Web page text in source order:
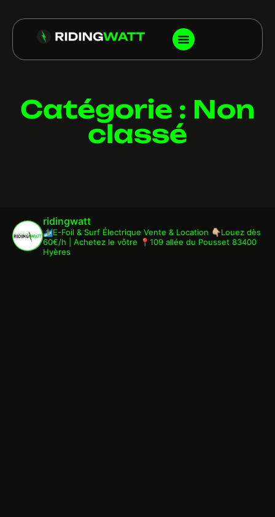
Catégorie : Non
classé
ridingwatt
🏄🏾‍♂️E-Foil & Surf Électrique Vente & Location 👇🏼Louez dès
60€/h | Achetez le vôtre 📍109 allée du Pousset 83400
Hyères